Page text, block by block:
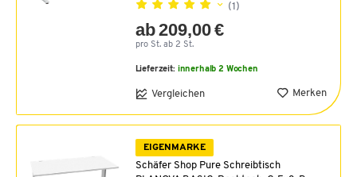
(1)
ab 209,00 €
pro St. ab 2 St.
Lieferzeit: innerhalb 2 Wochen
Vergleichen Merken
EIGENMARKE
Schäfer Shop Pure Schreibtisch